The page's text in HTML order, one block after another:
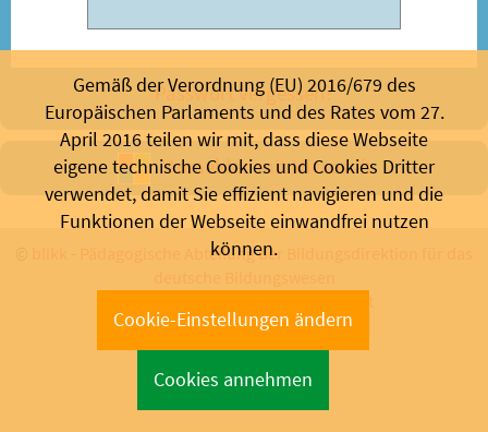
Passwort vergessen?
Anmelden mit Microsoft
Pädagogische Abteilung der Bildungsdirektion für das
Gemäß der Verordnung (EU) 2016/679 des
Europäischen Parlaments und des Rates vom 27.
April 2016 teilen wir mit, dass diese Webseite
eigene technische Cookies und Cookies Dritter
verwendet, damit Sie effizient navigieren und die
Funktionen der Webseite einwandfrei nutzen
können.
Cookie-Einstellungen ändern
Cookies annehmen